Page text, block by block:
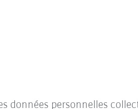
données personnelles